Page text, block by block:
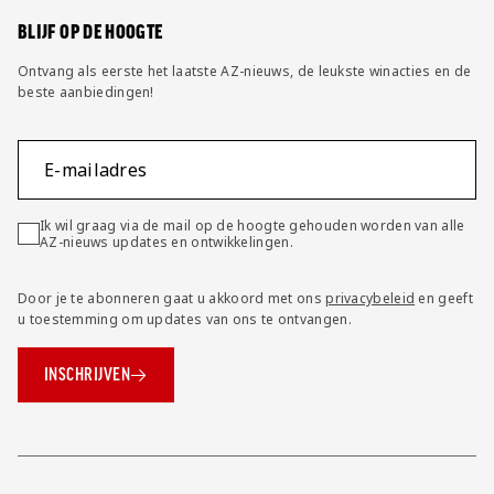
BLIJF OP DE HOOGTE
Ontvang als eerste het laatste AZ-nieuws, de leukste winacties en de
beste aanbiedingen!
E-mailadres
Ik wil graag via de mail op de hoogte gehouden worden van alle
AZ-nieuws updates en ontwikkelingen.
Door je te abonneren gaat u akkoord met onsprivacybeleid en geeft
u toestemming om updates van ons te ontvangen.
INSCHRIJVEN